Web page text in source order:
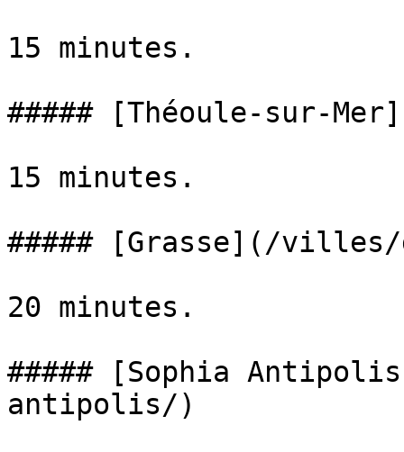
15 minutes.
##### [Théoule-sur-
15 minutes.
##### [Grasse](/
20 minutes.
##### [Sophia
antipolis/)